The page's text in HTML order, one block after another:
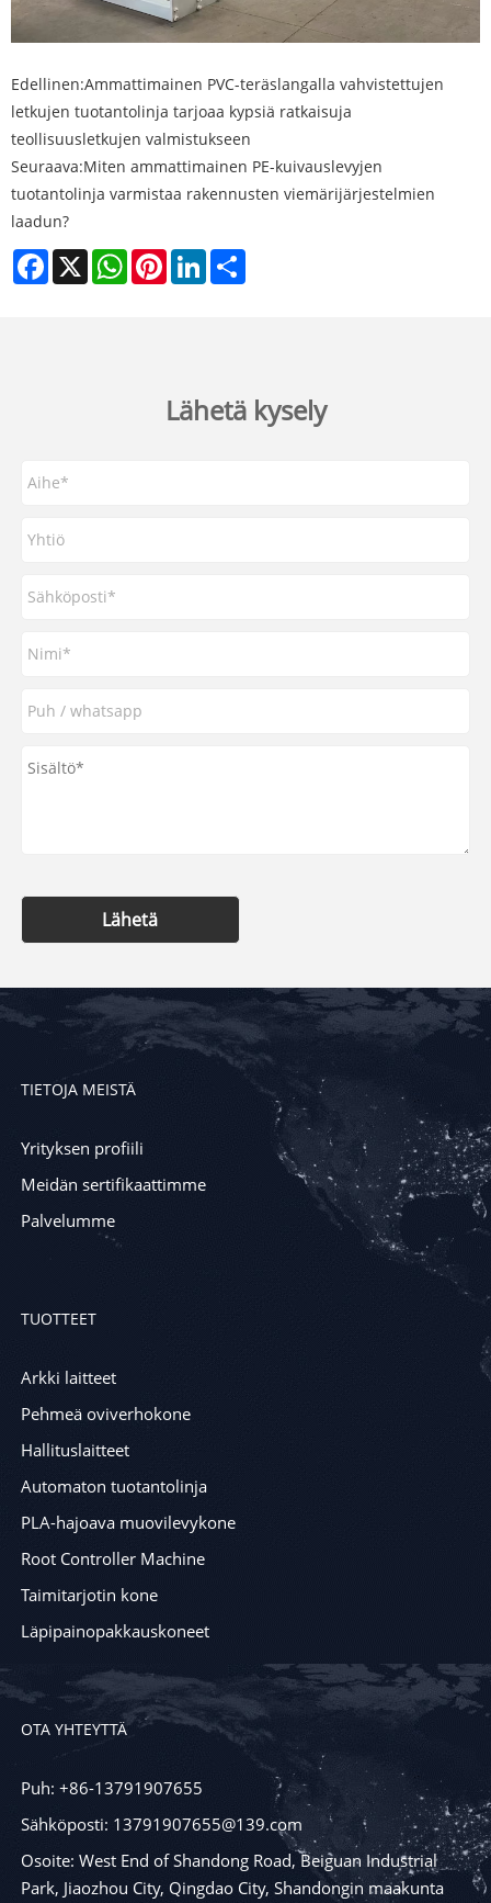
Edellinen:Ammattimainen PVC-teräslangalla vahvistettujen
letkujen tuotantolinja tarjoaa kypsiä ratkaisuja
teollisuusletkujen valmistukseen
Seuraava:Miten ammattimainen PE-kuivauslevyjen
tuotantolinja varmistaa rakennusten viemärijärjestelmien
laadun?
Facebook
X WhatsAppPinterestLinkedIn
Lähetä kysely
Lähetä
TIETOJA MEISTÄ
Yrityksen profiili
Meidän sertifikaattimme
Palvelumme
TUOTTEET
Arkki laitteet
Pehmeä oviverhokone
Hallituslaitteet
Automaton tuotantolinja
PLA-hajoava muovilevykone
Root Controller Machine
Taimitarjotin kone
Läpipainopakkauskoneet
OTA YHTEYTTÄ
Puh: +86-13791907655
Sähköposti: 13791907655@139.com
Osoite: West End of Shandong Road, Beiguan Industrial
Park, Jiaozhou City, Qingdao City, Shandongin maakunta